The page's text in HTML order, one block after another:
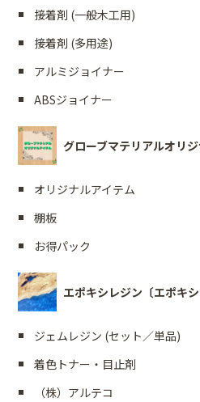
接着剤 (一般木工用)
接着剤 (多用途)
アルミジョイナー
ABSジョイナー
グローブマテリアルオリ
オリジナルアイテム
棚板
お得パック
エポキシレジン〔エポキ
ジェムレジン (セット／単品)
着色トナー・目止剤
（株）アルテコ